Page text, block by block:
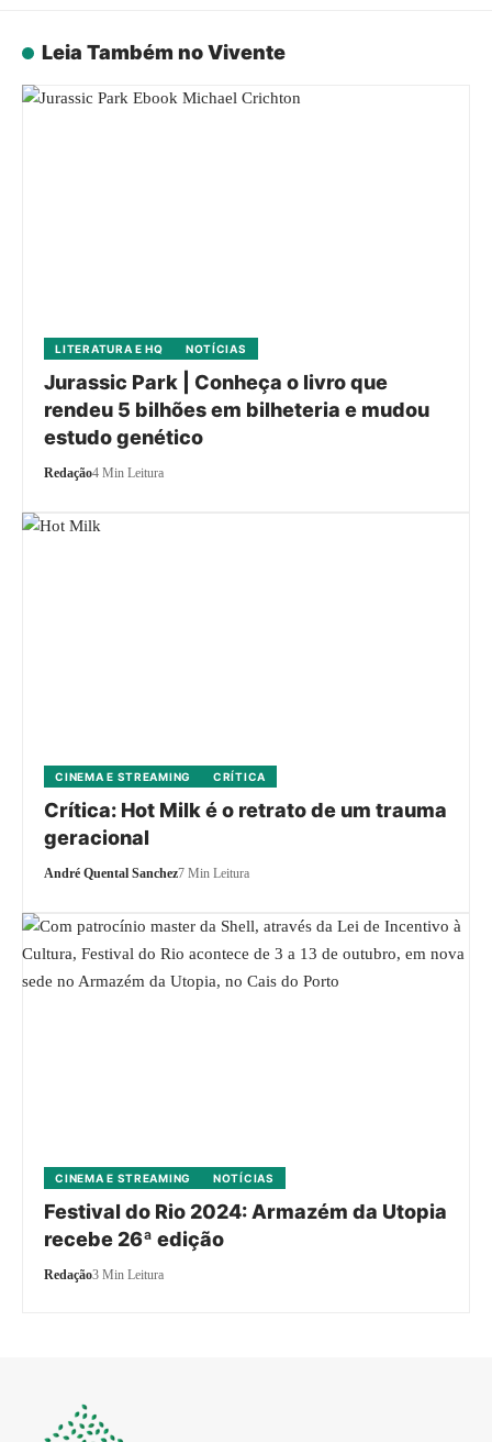
Leia Também no Vivente
LITERATURA E HQ NOTÍCIAS
Jurassic Park | Conheça o livro que
rendeu 5 bilhões em bilheteria e mudou
estudo genético
Redação4 Min Leitura
CINEMA E STREAMING CRÍTICA
Crítica: Hot Milk é o retrato de um trauma
geracional
André Quental Sanchez7 Min Leitura
CINEMA E STREAMING NOTÍCIAS
Festival do Rio 2024: Armazém da Utopia
recebe 26ª edição
Redação3 Min Leitura